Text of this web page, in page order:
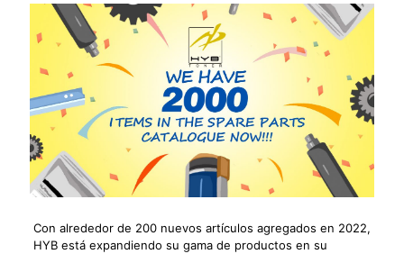
Con alrededor de 200 nuevos artículos agregados en 2022,
HYB está expandiendo su gama de productos en su